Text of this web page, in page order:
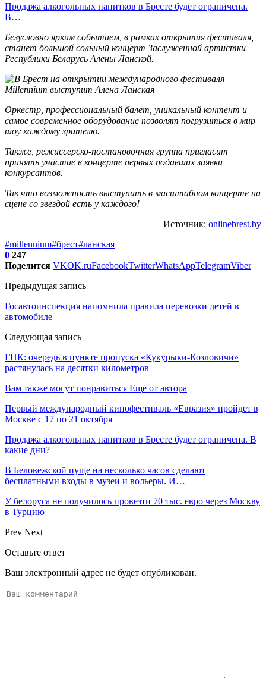
Продажа алкогольных напитков в Бресте будет ограничена.
В…
Безусловно ярким событием, в рамках открытия фестиваля,
станет большой сольный концерт Заслуженной артистки
Республики Беларусь Алены Ланской.
Оркестр, профессиональный балет, уникальный контент и
самое современное оборудование позволят погрузиться в мир
шоу каждому зрителю.
Также, режиссерско-постановочная группа пригласит
принять участие в концерте первых подавших заявки
конкурсантов.
Так что возможность выступить в масштабном концерте на
сцене со звездой есть у каждого!
Источник: onlinebrest.by
#millennium#брест#ланская
0 247
Поделится VKOK.ruFacebookTwitterWhatsAppTelegramViber
Предыдущая запись
Госавтоинспекция напомнила правила перевозки детей в
автомобиле
Следующая запись
ГПК: очередь в пункте пропуска «Кукурыки-Козловичи»
растянулась на десятки километров
Вам также могут понравиться Еще от автора
Первый международный кинофестиваль «Евразия» пройдет в
Москве с 17 по 21 октября
Продажа алкогольных напитков в Бресте будет ограничена. В
какие дни?
В Беловежской пуще на несколько часов сделают
бесплатными входы в музеи и вольеры. И…
У белоруса не получилось провезти 70 тыс. евро через Москву
в Турцию
Prev Next
Оставьте ответ
Ваш электронный адрес не будет опубликован.